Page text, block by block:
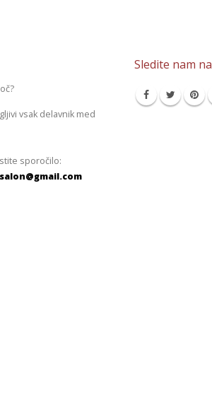
vsak delavnik med
sporočilo:
Sledite nam na